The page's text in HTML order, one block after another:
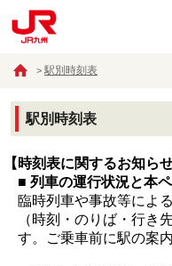
駅別時刻表
駅別時刻表
【時刻表に関するお知らせ
■ 列車の運行状況と本
臨時列車や事故等によ
（時刻・のりば・行き
す。ご乗車前に駅の案